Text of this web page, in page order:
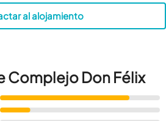
al alojamiento
Complejo Don Félix